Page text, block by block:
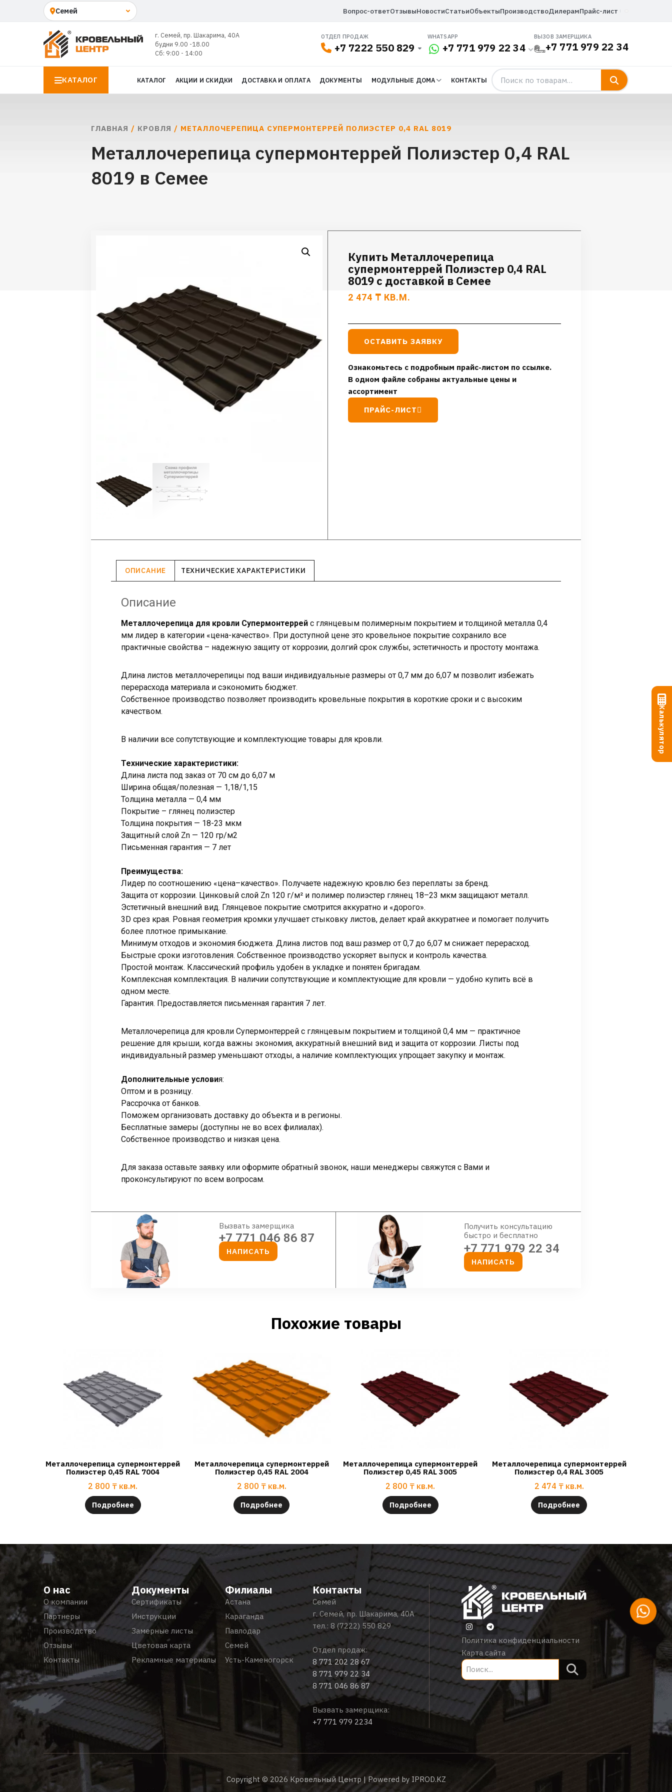
Вопрос-ответОтзывыНовостиСтатьиОбъектыПроизводствоДилерамПрайс-лист
г. Семей, пр. Шакарима, 40А
будни 9.00 -18.00
Сб: 9:00 - 14:00
ОТДЕЛ ПРОДАЖ
+7 7222 550 829
WHATSAPP
+7 771 979 22 34
ВЫЗОВ ЗАМЕРЩИКА
+7 771 979 22 34
КАТАЛОГ КАТАЛОГ АКЦИИ И СКИДКИ ДОСТАВКА И ОПЛАТА ДОКУМЕНТЫ МОДУЛЬНЫЕ ДОМА КОНТАКТЫ
ГЛАВНАЯ / КРОВЛЯ / МЕТАЛЛОЧЕРЕПИЦА СУПЕРМОНТЕРРЕЙ ПОЛИЭСТЕР 0,4 RAL 8019
Металлочерепица супермонтеррей Полиэстер 0,4 RAL
8019 в Семее
Купить Металлочерепица
супермонтеррей Полиэстер 0,4 RAL
8019 с доставкой в Семее
2 474 ₸ КВ.М.
ОСТАВИТЬ ЗАЯВКУ
Ознакомьтесь с подробным прайс-листом по ссылке.
В одном файле собраны актуальные цены и
ассортимент
ПРАЙС-ЛИСТ
ОПИСАНИЕ ТЕХНИЧЕСКИЕ ХАРАКТЕРИСТИКИ
Описание
Металлочерепица для кровли Супермонтеррей с глянцевым полимерным покрытием и толщиной металла 0,4
мм лидер в категории «цена-качество». При доступной цене это кровельное покрытие сохранило все
практичные свойства – надежную защиту от коррозии, долгий срок службы, эстетичность и простоту монтажа.
Длина листов металлочерепицы под ваши индивидуальные размеры от 0,7 мм до 6,07 м позволит избежать
перерасхода материала и сэкономить бюджет.
Собственное производство позволяет производить кровельные покрытия в короткие сроки и с высоким
качеством.
В наличии все сопутствующие и комплектующие товары для кровли.
Технические характеристики:
Длина листа под заказ от 70 см до 6,07 м
Ширина общая/полезная — 1,18/1,15
Толщина металла — 0,4 мм
Покрытие – глянец полиэстер
Толщина покрытия — 18-23 мкм
Защитный слой Zn — 120 гр/м2
Письменная гарантия — 7 лет
Преимущества:
Лидер по соотношению «цена–качество». Получаете надежную кровлю без переплаты за бренд.
Защита от коррозии. Цинковый слой Zn 120 г/м² и полимер полиэстер глянец 18–23 мкм защищают металл.
Эстетичный внешний вид. Глянцевое покрытие смотрится аккуратно и «дорого».
3D срез края. Ровная геометрия кромки улучшает стыковку листов, делает край аккуратнее и помогает получить
более плотное примыкание.
Минимум отходов и экономия бюджета. Длина листов под ваш размер от 0,7 до 6,07 м снижает перерасход.
Быстрые сроки изготовления. Собственное производство ускоряет выпуск и контроль качества.
Простой монтаж. Классический профиль удобен в укладке и понятен бригадам.
Комплексная комплектация. В наличии сопутствующие и комплектующие для кровли — удобно купить всё в
одном месте.
Гарантия. Предоставляется письменная гарантия 7 лет.
Металлочерепица для кровли Супермонтеррей с глянцевым покрытием и толщиной 0,4 мм — практичное
решение для крыши, когда важны экономия, аккуратный внешний вид и защита от коррозии. Листы под
индивидуальный размер уменьшают отходы, а наличие комплектующих упрощает закупку и монтаж.
Дополнительные условия:
Оптом и в розницу.
Рассрочка от банков.
Поможем организовать доставку до объекта и в регионы.
Бесплатные замеры (доступны не во всех филиалах).
Собственное производство и низкая цена.
Для заказа оставьте заявку или оформите обратный звонок, наши менеджеры свяжутся с Вами и
проконсультируют по всем вопросам.
Вызвать замерщика
+7 771 046 86 87
НАПИСАТЬ
Получить консультацию
быстро и бесплатно
+7 771 979 22 34
НАПИСАТЬ
Похожие товары
Металлочерепица супермонтеррей
Полиэстер 0,45 RAL 7004
2 800 ₸ кв.м.
Подробнее
Металлочерепица супермонтеррей
Полиэстер 0,45 RAL 2004
2 800 ₸ кв.м.
Подробнее
Металлочерепица супермонтеррей
Полиэстер 0,45 RAL 3005
2 800 ₸ кв.м.
Подробнее
Металлочерепица супермонтеррей
Полиэстер 0,4 RAL 3005
2 474 ₸ кв.м.
Подробнее
О нас
О компании
Партнеры
Производство
Отзывы
Контакты
Документы
Сертификаты
Инструкции
Замерные листы
Цветовая карта
Рекламные материалы
Филиалы
Астана
Караганда
Павлодар
Семей
Усть-Каменогорск
Контакты
Семей
г. Семей, пр. Шакарима, 40А
тел.: 8 (7222) 550 829
Отдел продаж:
8 771 202 28 67
8 771 979 22 34
8 771 046 86 87
Вызвать замерщика:
+7 771 979 2234
Политика конфиденциальности
Карта сайта
Copyright © 2026 Кровельный Центр | Powered by IPROD.KZ
Калькулятор